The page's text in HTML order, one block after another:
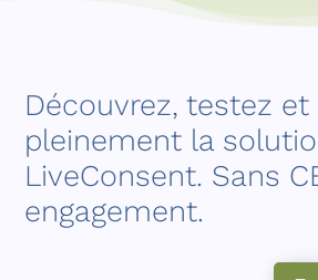
Découvrez, testez
pleinement la
LiveConsent. Sans
engagement.